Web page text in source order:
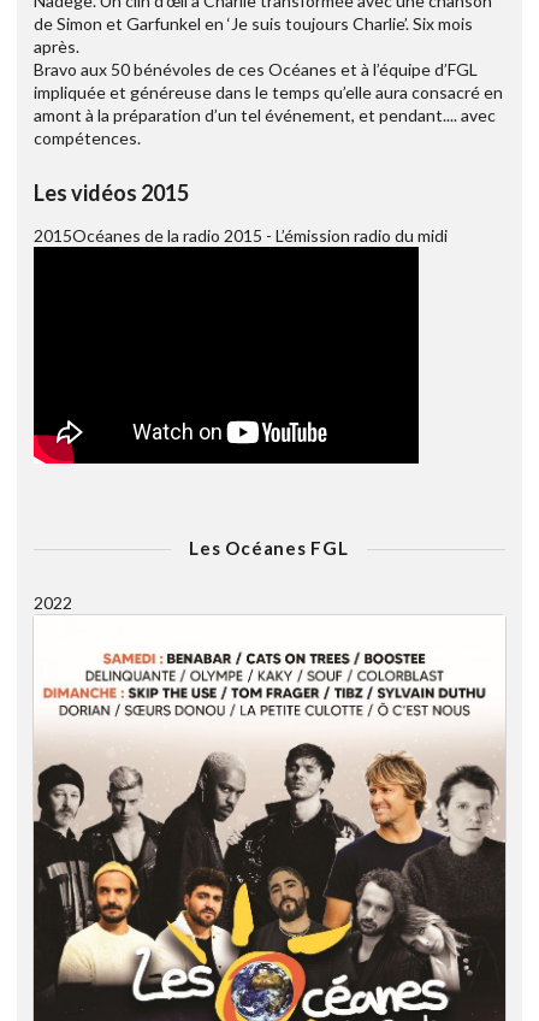
de Simon et Garfunkel en ‘Je suis toujours Charlie’. Six mois
après.
Bravo aux 50 bénévoles de ces Océanes et à l’équipe d’FGL
impliquée et généreuse dans le temps qu’elle aura consacré en
amont à la préparation d’un tel événement, et pendant.... avec
compétences.
Les vidéos 2015
2015Océanes de la radio 2015 - L’émission radio du midi
Les Océanes FGL
2022